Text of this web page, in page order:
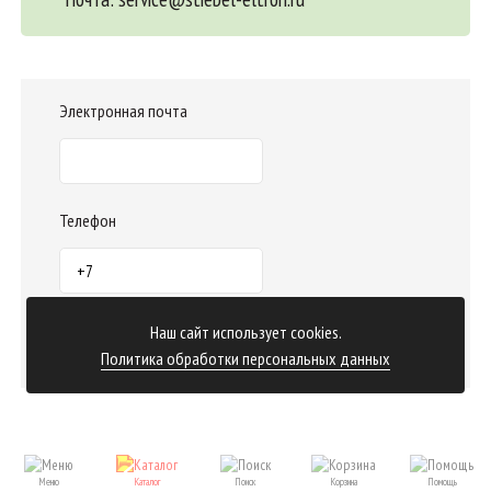
Электронная почта
Телефон
Отправить заказ
Меню Каталог Поиск Корзина Помощь
Наш сайт использует cookies.
Политика обработки персональных данных